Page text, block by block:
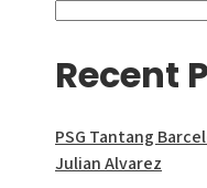
Recent
PSG Tantang
Julian Alvarez